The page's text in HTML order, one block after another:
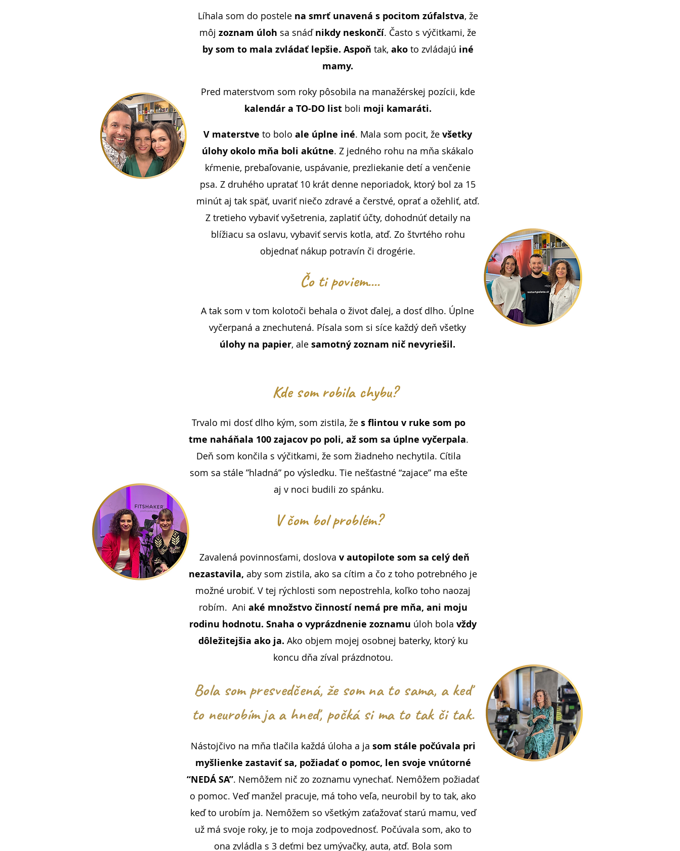
Líhala som do postele na smrť unavená s pocitom zúfalstva, že
môj zoznam úloh sa snáďnikdy neskončí. Často s výčitkami, že
by som to mala zvládať lepšie. Aspoň tak, akoto zvládajú iné
mamy.
Pred materstvom som roky pôsobila na manažérskej pozícii, kde
kalendár a TO-DO listboli moji kamaráti.
V materstve to bolo ale úplne iné. Mala som pocit, že všetky
úlohy okolo mňa boli akútne. Z jedného rohu na mňa skákalo
kŕmenie, prebaľovanie, uspávanie, prezliekanie detí a venčenie
psa. Z druhého upratať 10 krát denne neporiadok, ktorý bol za 15
minút aj tak späť, uvariť niečo zdravé a čerstvé, oprať a ožehliť, atď.
Z tretieho vybaviť vyšetrenia, zaplatiť účty, dohodnúť detaily na
blížiacu sa oslavu, vybaviť servis kotla, atď. Zo štvrtého rohu
objednať nákup potravín či drogérie.
Čo ti poviem....
A tak som v tom kolotoči behala o život ďalej, a dosť dlho. Úplne
vyčerpaná a znechutená. Písala som si síce každý deň všetky
úlohy na papier, ale samotný zoznam nič nevyriešil.
Kde som robila chybu?
Trvalo mi dosť dlho kým, som zistila, že s flintou v ruke som po
tme naháňala 100 zajacov po poli, až som sa úplne vyčerpala.
Deň som končila s výčitkami, že som žiadneho nechytila. Cítila
som sa stále ”hladná” po výsledku. Tie nešťastné “zajace” ma ešte
aj v noci budili zo spánku.
V čom bol problém?
Zavalená povinnosťami, doslova v autopilote som sa celý deň
nezastavila, aby som zistila, ako sa cítim a čo z toho potrebného je
možné urobiť. V tej rýchlosti som nepostrehla, koľko toho naozaj
robím. Ani aké množstvo činností nemá pre mňa, ani moju
rodinu hodnotu. Snaha o vyprázdnenie zoznamu úloh bola vždy
dôležitejšia ako ja. Ako objem mojej osobnej baterky, ktorý ku
koncu dňa zíval prázdnotou.
Bola som presvedčená, že som na to sama, a keď
to neurobím ja a hneď, počká si ma to tak či tak.
​Nástojčivo na mňa tlačila každá úloha a ja som stále počúvala pri
myšlienke zastaviť sa, požiadať o pomoc, len svoje vnútorné
“NEDÁ SA”. Nemôžem nič zo zoznamu vynechať. Nemôžem požiadať
o pomoc. Veď manžel pracuje, má toho veľa, neurobil by to tak, ako
keď to urobím ja. Nemôžem so všetkým zaťažovať starú mamu, veď
už má svoje roky, je to moja zodpovednosť. Počúvala som, ako to
ona zvládla s 3 deťmi bez umývačky, auta, atď. Bola som